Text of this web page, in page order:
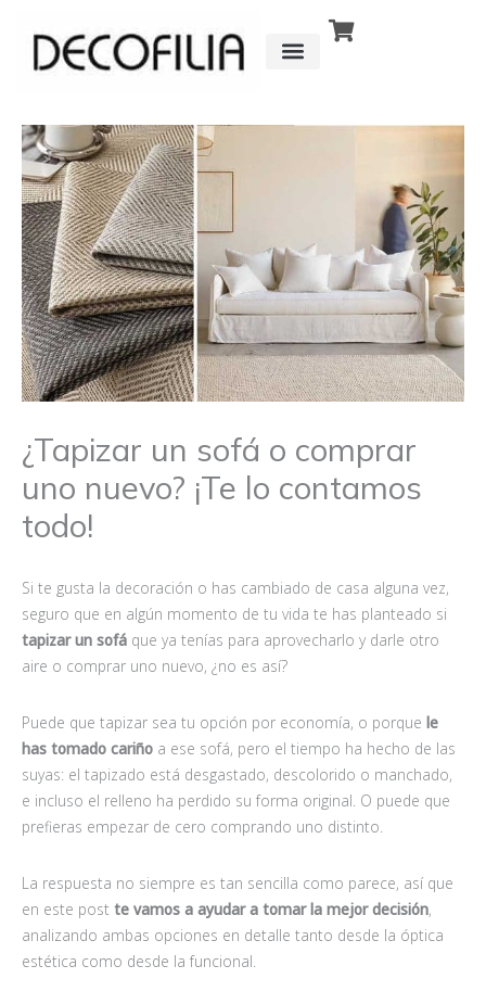
contenido
¿Tapizar un sofá o comprar
uno nuevo? ¡Te lo contamos
todo!
Si te gusta la decoración o has cambiado de casa alguna vez,
seguro que en algún momento de tu vida te has planteado si
tapizar un sofá que ya tenías para aprovecharlo y darle otro
aire o comprar uno nuevo, ¿no es así?
Puede que tapizar sea tu opción por economía, o porque le
has tomado cariño a ese sofá, pero el tiempo ha hecho de las
suyas: el tapizado está desgastado, descolorido o manchado,
e incluso el relleno ha perdido su forma original. O puede que
prefieras empezar de cero comprando uno distinto.
La respuesta no siempre es tan sencilla como parece, así que
en este post te vamos a ayudar a tomar la mejor decisión,
analizando ambas opciones en detalle tanto desde la óptica
estética como desde la funcional.